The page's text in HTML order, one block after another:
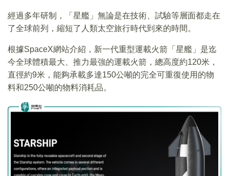
經過多年研制，「星艦」無論是在技術、試驗等層面都走在
了全球前列，縮短了人類太空旅行時代到來的時間。
根據SpaceX網站介紹，新一代重型運載火箭「星艦」是迄
今全球體積最大、推力最強的運載火箭，總高度約120米，
直徑約9米，能夠承載多達150公噸的完全可重復使用的物
料和250公噸的物料消耗品。